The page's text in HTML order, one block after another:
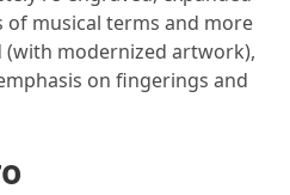
musical terms and more
(with modernized artwork),
on fingerings and